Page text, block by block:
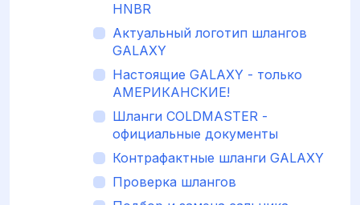
HNBR
Актуальный логотип шлангов
GALAXY
Настоящие GALAXY - только
АМЕРИКАНСКИЕ!
Шланги COLDMASTER -
официальные документы
Контрафактные шланги GALAXY
Проверка шлангов